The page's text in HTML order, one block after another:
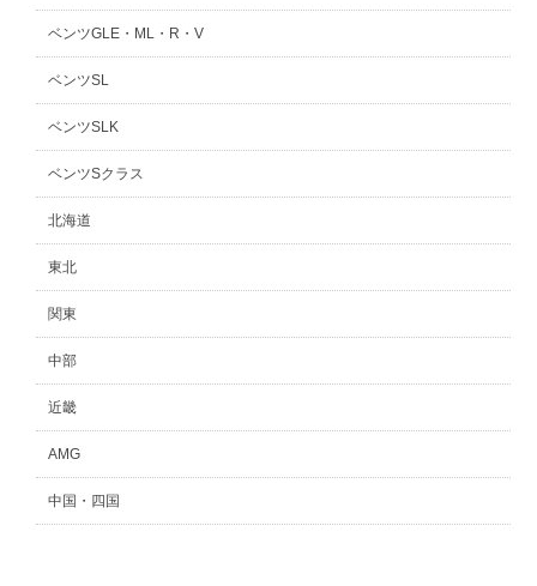
ベンツGLE・ML・R・V
ベンツSL
ベンツSLK
ベンツSクラス
北海道
東北
関東
中部
近畿
AMG
中国・四国